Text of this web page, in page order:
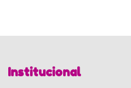
Institucional